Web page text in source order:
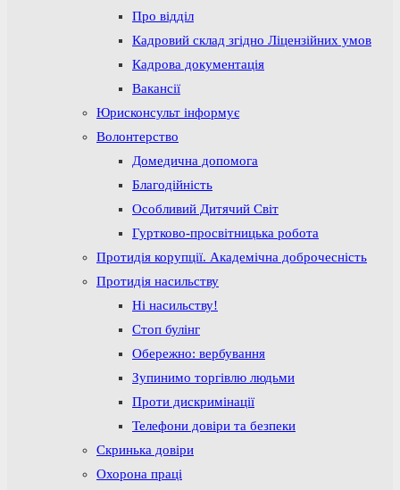
Про відділ
Кадровий склад згідно Ліцензійних умов
Кадрова документація
Вакансії
Юрисконсульт інформує
Волонтерство
Домедична допомога
Благодійність
Особливий Дитячий Світ
Гуртково-просвітницька робота
Протидія корупції. Академічна доброчесність
Протидія насильству
Ні насильству!
Стоп булінг
Обережно: вербування
Зупинимо торгівлю людьми
Проти дискримінації
Телефони довіри та безпеки
Скринька довіри
Охорона праці